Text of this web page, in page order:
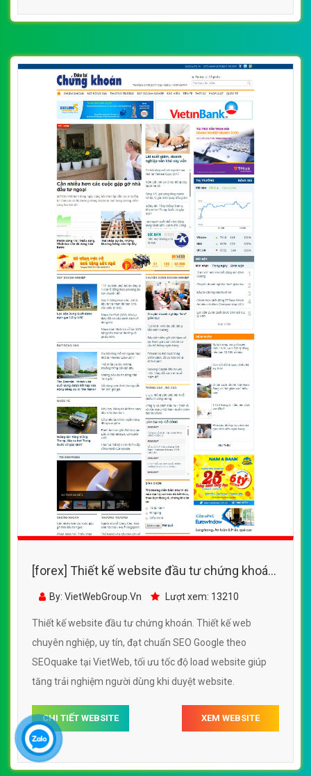
[forex] Thiết kế website đầu tư chứng khoán
đẹp, chuyên nghiệp chuẩn SEO
By: VietWebGroup.Vn Lượt xem: 13210
Thiết kế website đầu tư chứng khoán. Thiết kế web
chuyên nghiệp, uy tín, đạt chuẩn SEO Google theo
SEOquake tại VietWeb, tối ưu tốc độ load website giúp
tăng trải nghiệm người dùng khi duyệt website.
CHI TIẾT WEBSITE XEM WEBSITE